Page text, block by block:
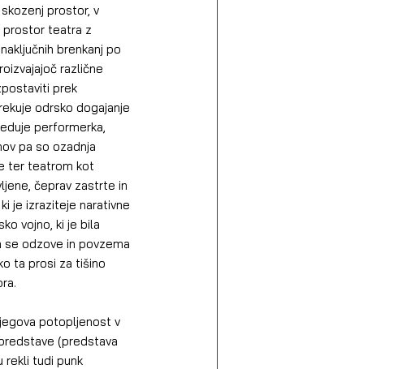
prostor, v
prostor teatra z
brenkanj po
različne
prek
odrsko dogajanje
performerka,
pa so ozadnja
ter teatrom kot
čeprav zastrte in
je izraziteje narativne
vojno, ki je bila
se odzove in povzema
ta prosi za tišino
potopljenost v
(predstava
rekli tudi punk